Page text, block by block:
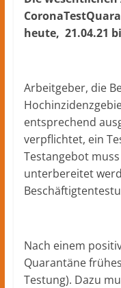
heute, 21.04.21
Arbeitgeber, die
entsprechend
verpflichtet, ein
Testangebot
unterbereitet
Nach einem
Quarantäne
Testung). Dazu